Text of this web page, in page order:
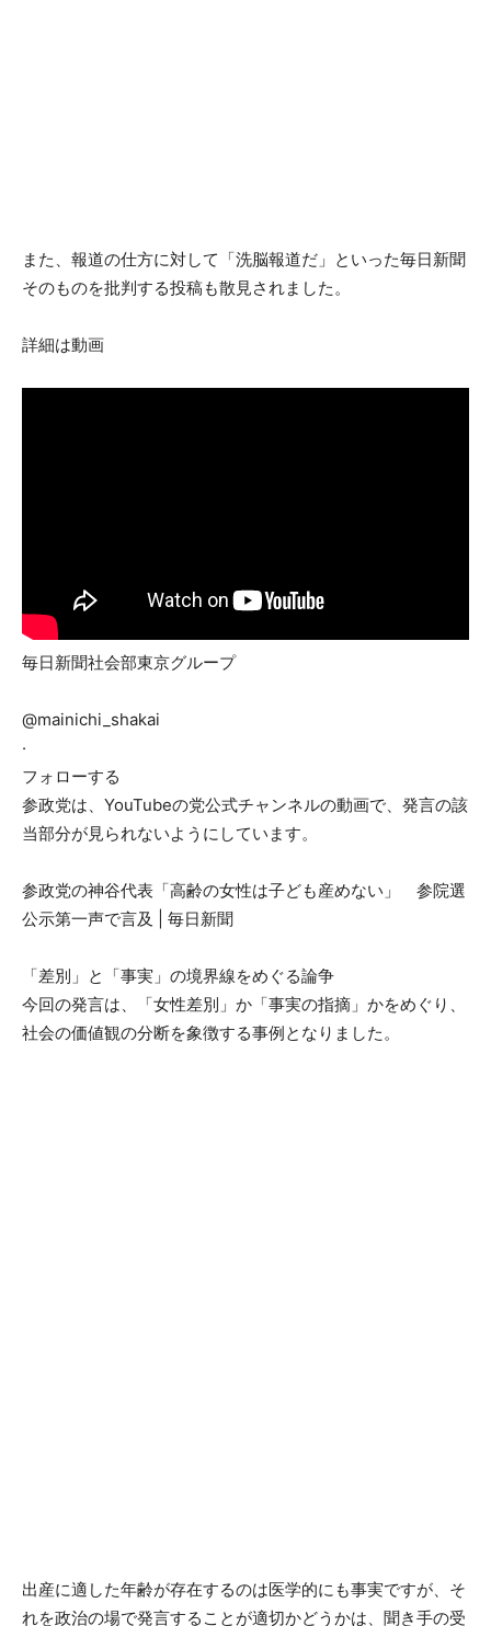
また、報道の仕方に対して「洗脳報道だ」といった毎日新聞
そのものを批判する投稿も散見されました。
詳細は動画
毎日新聞社会部東京グループ
@mainichi_shakai
·
フォローする
参政党は、YouTubeの党公式チャンネルの動画で、発言の該
当部分が見られないようにしています。
参政党の神谷代表「高齢の女性は子ども産めない」 参院選
公示第一声で言及 | 毎日新聞
「差別」と「事実」の境界線をめぐる論争
今回の発言は、「女性差別」か「事実の指摘」かをめぐり、
社会の価値観の分断を象徴する事例となりました。
出産に適した年齢が存在するのは医学的にも事実ですが、そ
れを政治の場で発言することが適切かどうかは、聞き手の受